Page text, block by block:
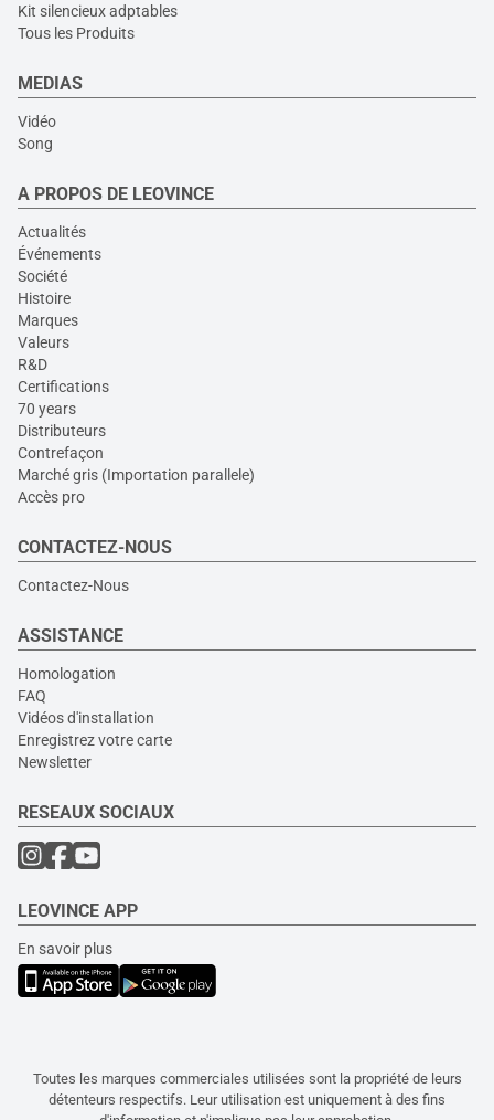
Kit silencieux adptables
Tous les Produits
MEDIAS
Vidéo
Song
A PROPOS DE LEOVINCE
Actualités
Événements
Société
Histoire
Marques
Valeurs
R&D
Certifications
70 years
Distributeurs
Contrefaçon
Marché gris (Importation parallele)
Accès pro
CONTACTEZ-NOUS
Contactez-Nous
ASSISTANCE
Homologation
FAQ
Vidéos d'installation
Enregistrez votre carte
Newsletter
RESEAUX SOCIAUX
LEOVINCE APP
En savoir plus
Toutes les marques commerciales utilisées sont la propriété de leurs
détenteurs respectifs. Leur utilisation est uniquement à des fins